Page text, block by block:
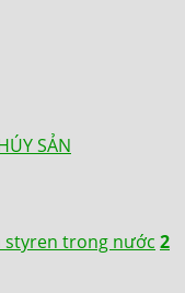
SẢN
styren trong nước 2